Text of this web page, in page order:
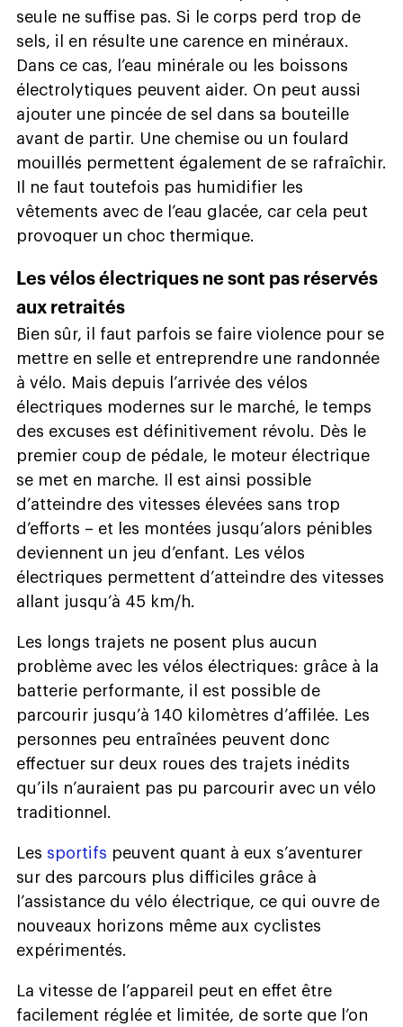
seule ne suffise pas. Si le corps perd trop de
sels, il en résulte une carence en minéraux.
Dans ce cas, l’eau minérale ou les boissons
électrolytiques peuvent aider. On peut aussi
ajouter une pincée de sel dans sa bouteille
avant de partir. Une chemise ou un foulard
mouillés permettent également de se rafraîchir.
Il ne faut toutefois pas humidifier les
vêtements avec de l’eau glacée, car cela peut
provoquer un choc thermique.
Les vélos électriques ne sont pas réservés
aux retraités
Bien sûr, il faut parfois se faire violence pour se
mettre en selle et entreprendre une randonnée
à vélo. Mais depuis l’arrivée des vélos
électriques modernes sur le marché, le temps
des excuses est définitivement révolu. Dès le
premier coup de pédale, le moteur électrique
se met en marche. Il est ainsi possible
d’atteindre des vitesses élevées sans trop
d’efforts – et les montées jusqu’alors pénibles
deviennent un jeu d’enfant. Les vélos
électriques permettent d’atteindre des vitesses
allant jusqu’à 45 km/h.
Les longs trajets ne posent plus aucun
problème avec les vélos électriques: grâce à la
batterie performante, il est possible de
parcourir jusqu’à 140 kilomètres d’affilée. Les
personnes peu entraînées peuvent donc
effectuer sur deux roues des trajets inédits
qu’ils n’auraient pas pu parcourir avec un vélo
traditionnel.
Les sportifs peuvent quant à eux s’aventurer
sur des parcours plus difficiles grâce à
l’assistance du vélo électrique, ce qui ouvre de
nouveaux horizons même aux cyclistes
expérimentés.
La vitesse de l’appareil peut en effet être
facilement réglée et limitée, de sorte que l’on